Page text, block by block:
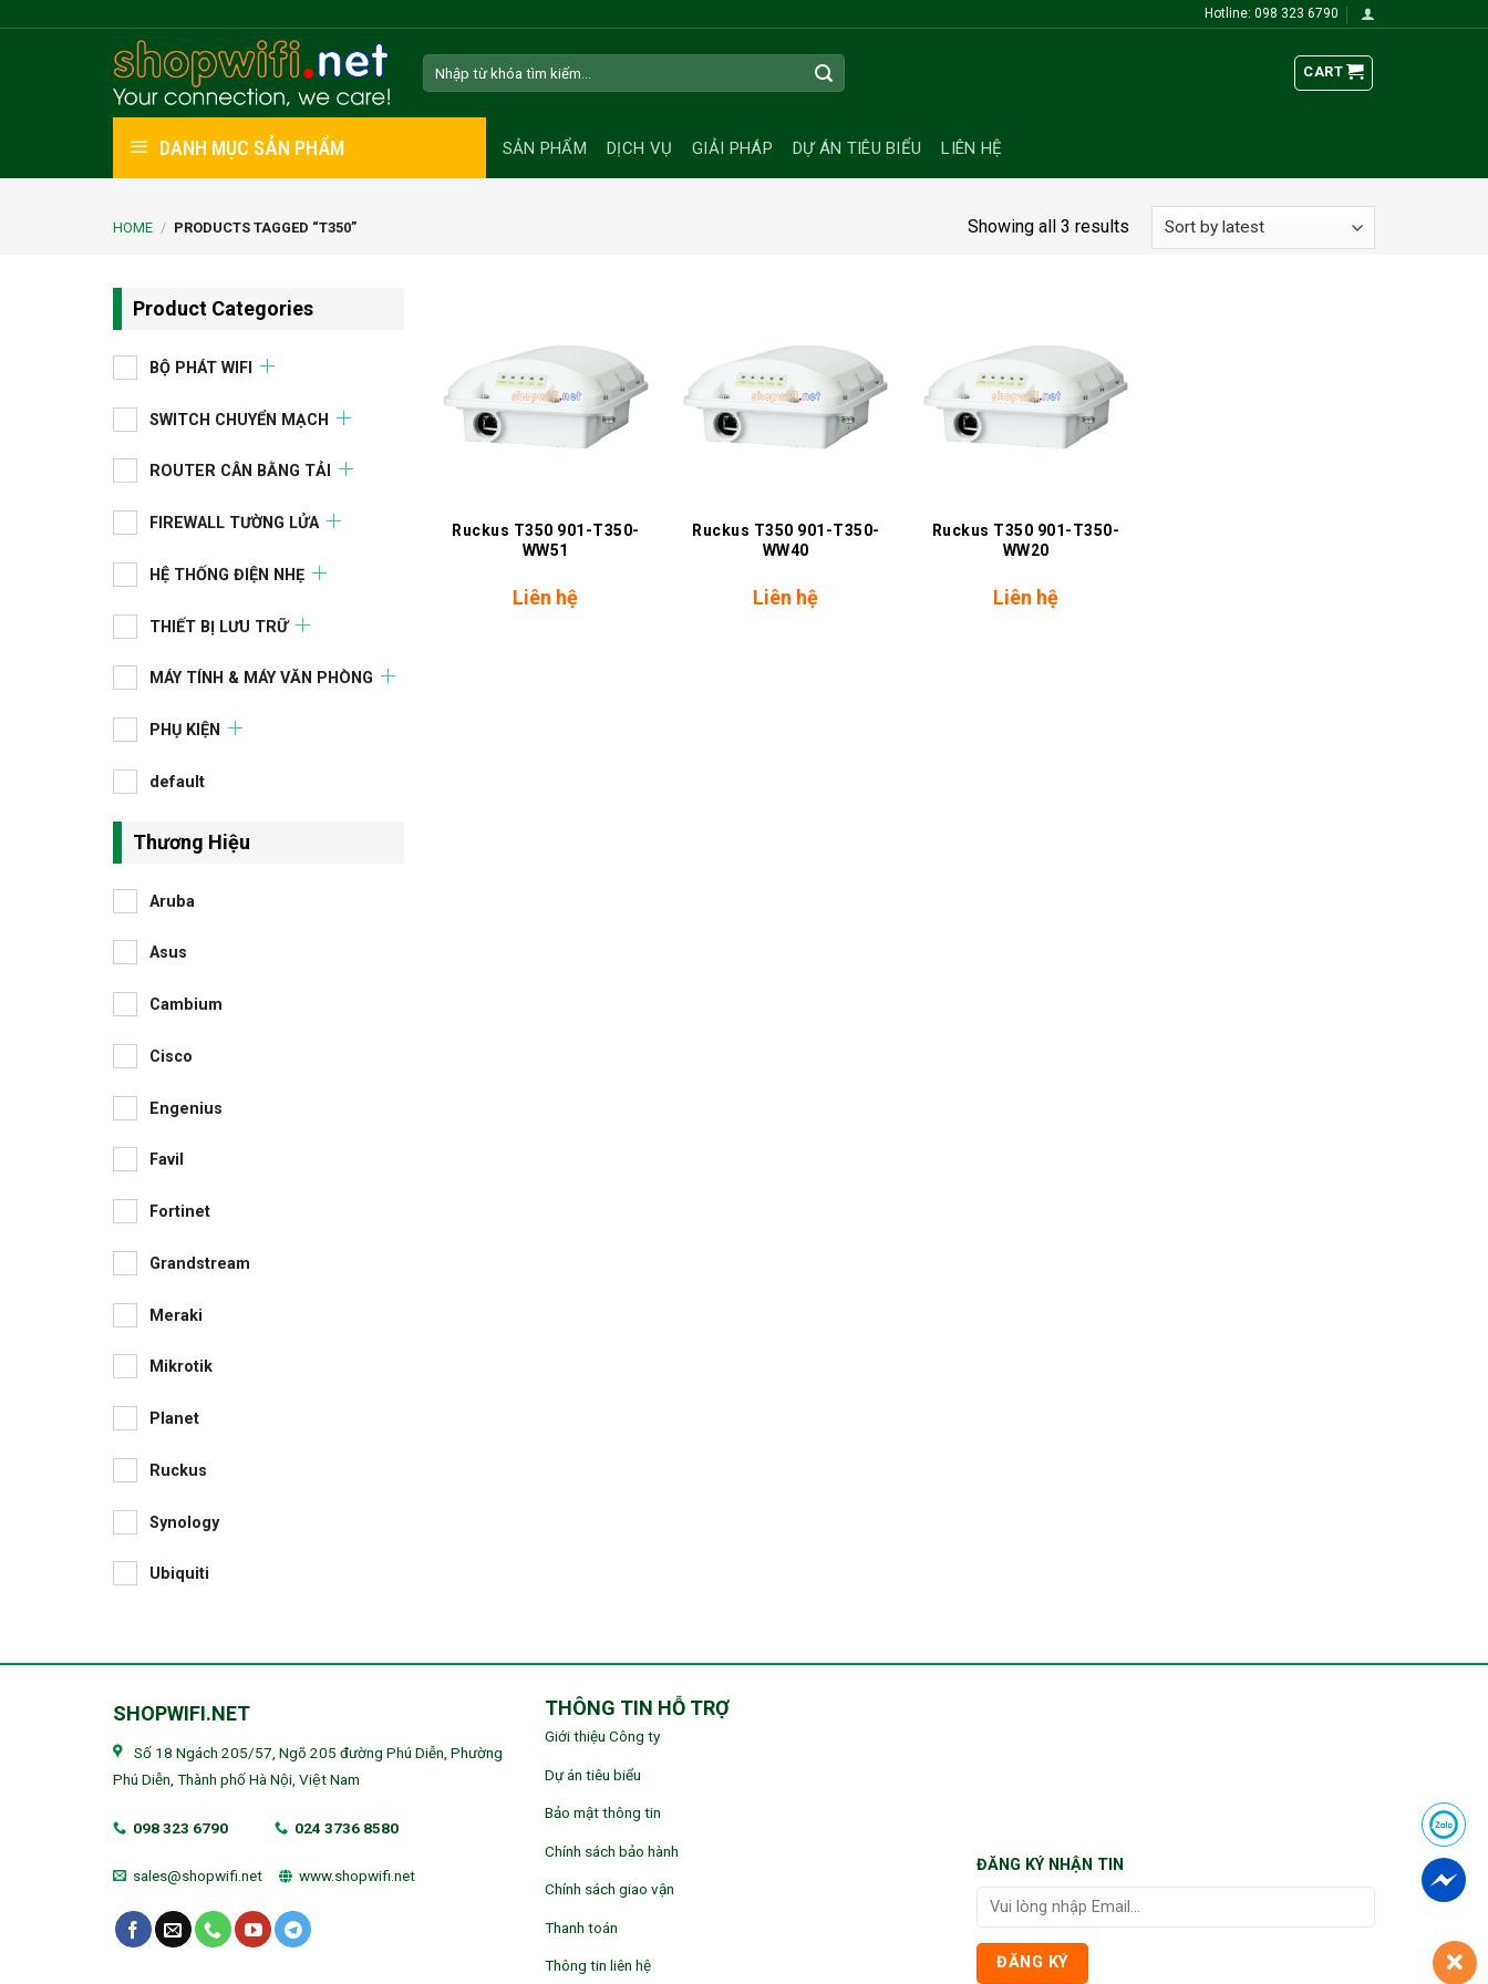
Hotline: 098 323 6790
CART
DANH MỤC SẢN PHẨM SẢN PHẨM DỊCH VỤ GIẢI PHÁP DỰ ÁN TIÊU BIỂU LIÊN HỆ
HOME / PRODUCTS TAGGED “T350” Showing all 3 results
Product Categories
BỘ PHÁT WIFI
SWITCH CHUYỂN MẠCH
ROUTER CÂN BẰNG TẢI
FIREWALL TƯỜNG LỬA
HỆ THỐNG ĐIỆN NHẸ
THIẾT BỊ LƯU TRỮ
MÁY TÍNH & MÁY VĂN PHÒNG
PHỤ KIỆN
default
Thương Hiệu
Aruba
Asus
Cambium
Cisco
Engenius
Favil
Fortinet
Grandstream
Meraki
Mikrotik
Planet
Ruckus
Synology
Ubiquiti
Ruckus T350 901-T350-
WW51
Liên hệ
Ruckus T350 901-T350-
WW40
Liên hệ
Ruckus T350 901-T350-
WW20
Liên hệ
SHOPWIFI.NET
Số 18 Ngách 205/57, Ngõ 205 đường Phú Diễn, Phường
Phú Diễn, Thành phố Hà Nội, Việt Nam
098 323 6790 024 3736 8580
sales@shopwifi.net www.shopwifi.net
THÔNG TIN HỖ TRỢ
Giới thiệu Công ty
Dự án tiêu biểu
Bảo mật thông tin
Chính sách bảo hành
Chính sách giao vận
Thanh toán
Thông tin liên hệ
ĐĂNG KÝ NHẬN TIN